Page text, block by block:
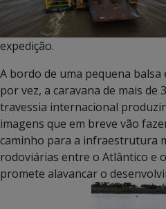
expedição.
A bordo de uma pequena balsa
por vez, a caravana de mais de
travessia internacional
imagens que em breve vão
caminho para a infraestrutura
rodoviárias entre o Atlântico e
promete alavancar o